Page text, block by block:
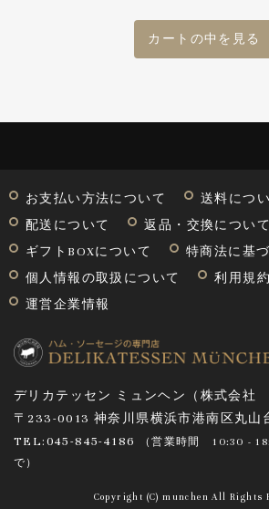
カートの中を見る
お支払い方法について
送料につ
配送について
返品・交換について
ギフトBOXについて
特商法に基
個人情報の取扱について
利用規約
運営企業情報
デリカテッセン ミュンヘン（株式会社
〒233-0013 神奈川県横浜市港南区丸山
TEL:045-845-4186
（営業時間10:30 -
で ）
Copyright (C) munchen All Rights